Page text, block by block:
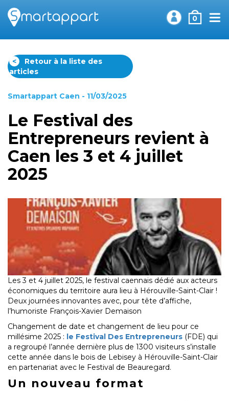
0
<
Retour à la liste des
articles
Smartappart Caen - 11/03/2025
Le Festival des
Entrepreneurs revient à
Caen les 3 et 4 juillet
2025
Les 3 et 4 juillet 2025, le festival caennais dédié aux acteurs
économiques du territoire aura lieu à Hérouville-Saint-Clair !
Deux journées innovantes avec, pour tête d’affiche,
l’humoriste François-Xavier Demaison
Changement de date et changement de lieu pour ce
millésime 2025 : le Festival Des Entrepreneurs (FDE) qui
a regroupé l’année dernière plus de 1300 visiteurs s’installe
cette année dans le bois de Lebisey à Hérouville-Saint-Clair
en partenariat avec le Festival de Beauregard.
Un nouveau format